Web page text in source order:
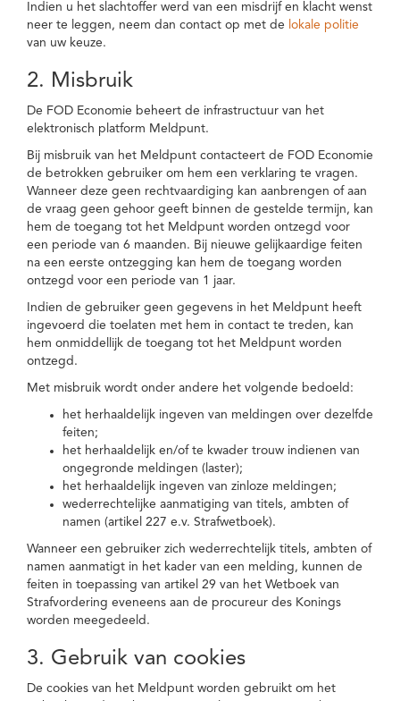
Indien u het slachtoffer werd van een misdrijf en klacht wenst
neer te leggen, neem dan contact op met de lokale politie
van uw keuze.
2. Misbruik
De FOD Economie beheert de infrastructuur van het
elektronisch platform Meldpunt.
Bij misbruik van het Meldpunt contacteert de FOD Economie
de betrokken gebruiker om hem een verklaring te vragen.
Wanneer deze geen rechtvaardiging kan aanbrengen of aan
de vraag geen gehoor geeft binnen de gestelde termijn, kan
hem de toegang tot het Meldpunt worden ontzegd voor
een periode van 6 maanden. Bij nieuwe gelijkaardige feiten
na een eerste ontzegging kan hem de toegang worden
ontzegd voor een periode van 1 jaar.
Indien de gebruiker geen gegevens in het Meldpunt heeft
ingevoerd die toelaten met hem in contact te treden, kan
hem onmiddellijk de toegang tot het Meldpunt worden
ontzegd.
Met misbruik wordt onder andere het volgende bedoeld:
het herhaaldelijk ingeven van meldingen over dezelfde
feiten;
het herhaaldelijk en/of te kwader trouw indienen van
ongegronde meldingen (laster);
het herhaaldelijk ingeven van zinloze meldingen;
wederrechtelijke aanmatiging van titels, ambten of
namen (artikel 227 e.v. Strafwetboek).
Wanneer een gebruiker zich wederrechtelijk titels, ambten of
namen aanmatigt in het kader van een melding, kunnen de
feiten in toepassing van artikel 29 van het Wetboek van
Strafvordering eveneens aan de procureur des Konings
worden meegedeeld.
3. Gebruik van cookies
De cookies van het Meldpunt worden gebruikt om het